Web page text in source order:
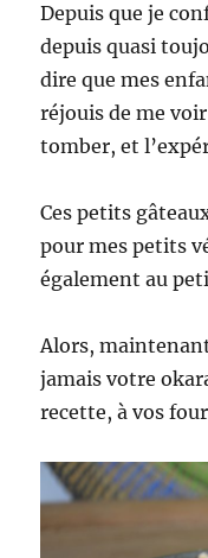
Depuis que je
depuis quasi
dire que mes
réjouis de me
tomber, et
Ces petits
pour mes petits
également au
Alors,
jamais votre
recette, à vos